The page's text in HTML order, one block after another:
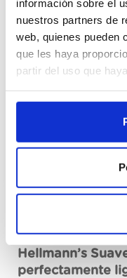
información sobre el
nuestros partners de
web, quienes pueden
que les haya
partir del uso que
Hellmann’s
perfectamente